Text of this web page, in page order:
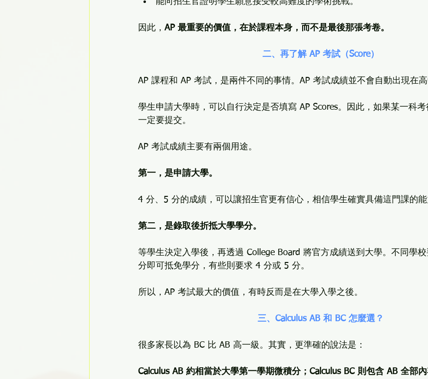
因此， AP 最重要的價值，在於課程本身，而不是最後那張考卷。
二、再了解 AP 考試（Score）
AP 課程和 AP 考試，是兩件不同的事情。AP 考試成績並不會自動出現在高
學生申請大學時，可以自行決定是否填寫 AP Scores。因此，如果某一科
一定要提交。
AP 考試成績主要有兩個用途。
第一，是申請大學。
4 分、5 分的成績，可以讓招生官更有信心，相信學生確實具備這門課的能
第二，是錄取後折抵大學學分。
等學生決定入學後，再透過 College Board 將官方成績送到大學。不同學
分即可抵免學分，有些則要求 4 分或 5 分。
所以，AP 考試最大的價值，有時反而是在大學入學之後。
三、Calculus AB 和 BC 怎麼選？
很多家長以為 BC 比 AB 高一級。其實，更準確的說法是：
Calculus AB 約相當於大學第一學期微積分；Calculus BC 則包含 AB 全部